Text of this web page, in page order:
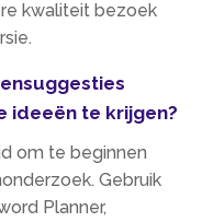
kwaliteit bezoek
ideeën te krijgen?
om te beginnen
Gebruik
Planner,